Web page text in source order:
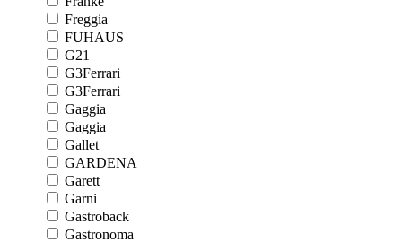
Freggia
FUHAUS
G21
G3Ferrari
G3Ferrari
Gaggia
Gaggia
Gallet
GARDENA
Garett
Garni
Gastroback
Gastronoma